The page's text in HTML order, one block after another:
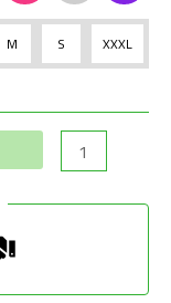
XXXL
S
M